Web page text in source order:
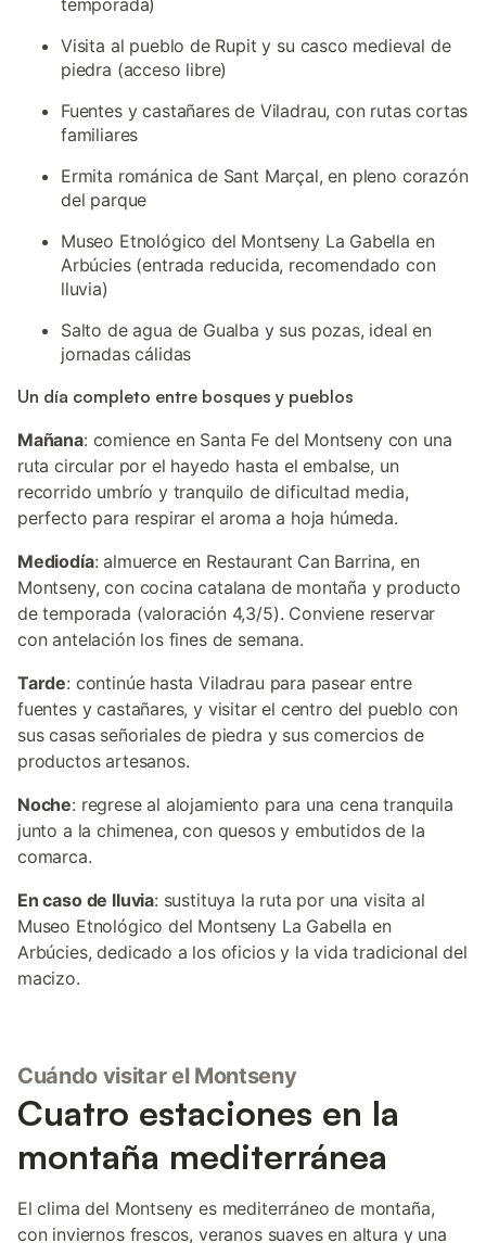
temporada)
Visita al pueblo de Rupit y su casco medieval de
piedra (acceso libre)
Fuentes y castañares de Viladrau, con rutas cortas
familiares
Ermita románica de Sant Marçal, en pleno corazón
del parque
Museo Etnológico del Montseny La Gabella en
Arbúcies (entrada reducida, recomendado con
lluvia)
Salto de agua de Gualba y sus pozas, ideal en
jornadas cálidas
Un día completo entre bosques y pueblos
Mañana: comience en Santa Fe del Montseny con una
ruta circular por el hayedo hasta el embalse, un
recorrido umbrío y tranquilo de dificultad media,
perfecto para respirar el aroma a hoja húmeda.
Mediodía: almuerce en Restaurant Can Barrina, en
Montseny, con cocina catalana de montaña y producto
de temporada (valoración 4,3/5). Conviene reservar
con antelación los fines de semana.
Tarde: continúe hasta Viladrau para pasear entre
fuentes y castañares, y visitar el centro del pueblo con
sus casas señoriales de piedra y sus comercios de
productos artesanos.
Noche: regrese al alojamiento para una cena tranquila
junto a la chimenea, con quesos y embutidos de la
comarca.
En caso de lluvia: sustituya la ruta por una visita al
Museo Etnológico del Montseny La Gabella en
Arbúcies, dedicado a los oficios y la vida tradicional del
macizo.
Cuándo visitar el Montseny
Cuatro estaciones en la
montaña mediterránea
El clima del Montseny es mediterráneo de montaña,
con inviernos frescos, veranos suaves en altura y una